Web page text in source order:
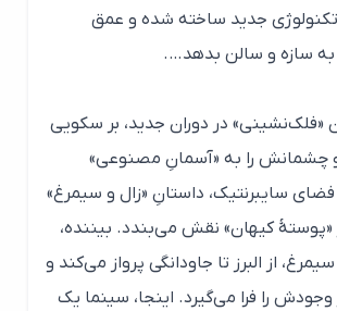
جدید ساخته شده و عمق
و سالن بدهد….
در دوران جدید، بر سکویی
را به «آسمانِ مصنوعی»
سایبرنتیک، داستانِ «زال و سیمرغ»
کیهان» نقش می‌بندد. بیننده،
از البرز تا جاودانگی پرواز می‌کند و
را فرا می‌گیرد. اینجا، سینما یک